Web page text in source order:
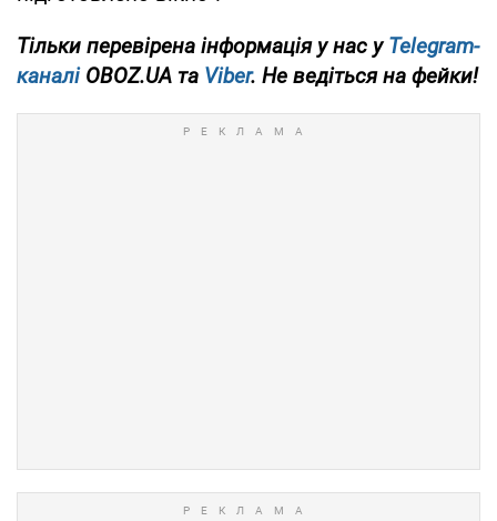
Тільки перевірена інформація у нас уTelegram-
каналіOBOZ.UA та Viber. Не ведіться на фейки!